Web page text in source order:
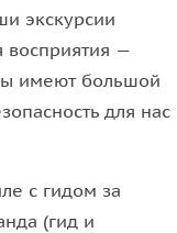
и
экскурсии
восприятия —
имеют большой
для нас
с гидом за
(гид и